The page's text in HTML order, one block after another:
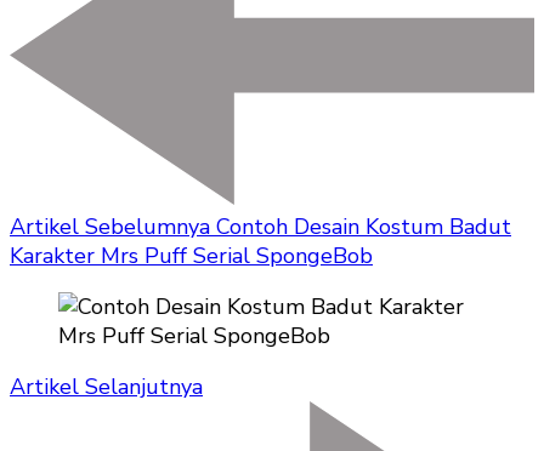
Artikel Sebelumnya Contoh Desain Kostum Badut
Karakter Mrs Puff Serial SpongeBob
Artikel Selanjutnya